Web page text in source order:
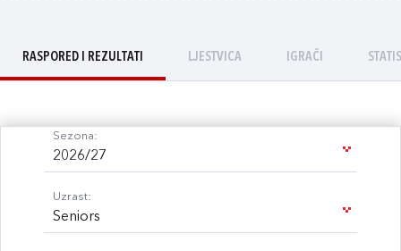
RASPORED I REZULTATI LJESTVICA IGRAČI
Sezona:
2026/27
Uzrast:
Seniors